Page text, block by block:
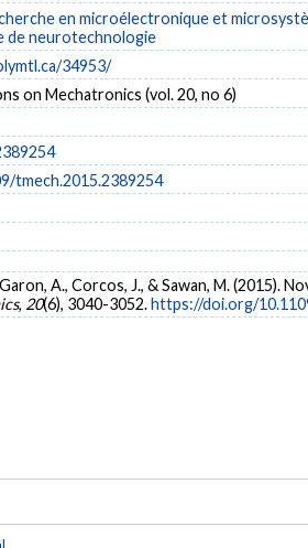
en microélectronique et
de neurotechnologie
34953/
on Mechatronics (vol. 20, no 6)
tmech.2015.2389254
A., Corcos, J., & Sawan, M.
, 20(6), 3040-3052.https://doi.org/